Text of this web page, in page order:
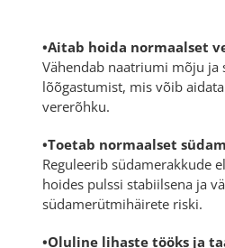
•Aitab hoida normaalset
Vähendab naatriumi mõju ja
lõõgastumist, mis võib
vererõhku.
•Toetab normaalset
Reguleerib südamerakkude
hoides pulssi stabiilsena ja
südamerütmihäirete riski.
•Oluline lihaste tööks ja